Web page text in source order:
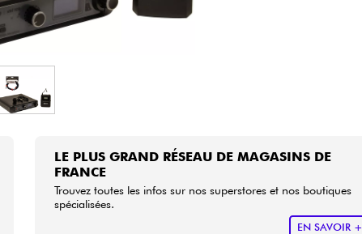
LE PLUS GRAND RÉSEAU DE MAGASINS DE
FRANCE
Trouvez toutes les infos sur nos superstores et nos boutiques
spécialisées.
EN SAVOIR +